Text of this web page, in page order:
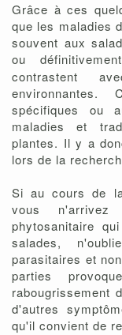
Grâce à ces
que les maladies
souvent aux
ou
contrastent
spécifiques ou
maladies et
plantes. Il y a
lors de la
Si au cours de
vous
phytosanitaire
salades,
parasitaires et
parties
rabougrissement
d'autres
qu'il convient de